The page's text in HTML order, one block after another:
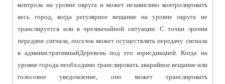
контроль на уровне округа и может независимо контролировать
весь город, когда регулярное вещание на уровне округа не
транслируется или в чрезвычайной ситуации. С точки зрения
передачи сигнала, поселок может осуществлять передачу сигнала
в административныйДеревень под его юрисдикцией. Когда на
уровне города необходимо транслировать аварийное вещание или
голосовое уведомление, оно может транслировать